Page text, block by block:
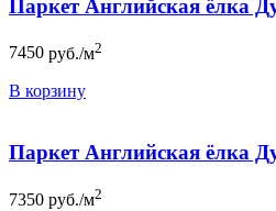
Паркет Английская ёлка
7450 руб./м2
В корзину
Паркет Английская ёлка
7350 руб./м2